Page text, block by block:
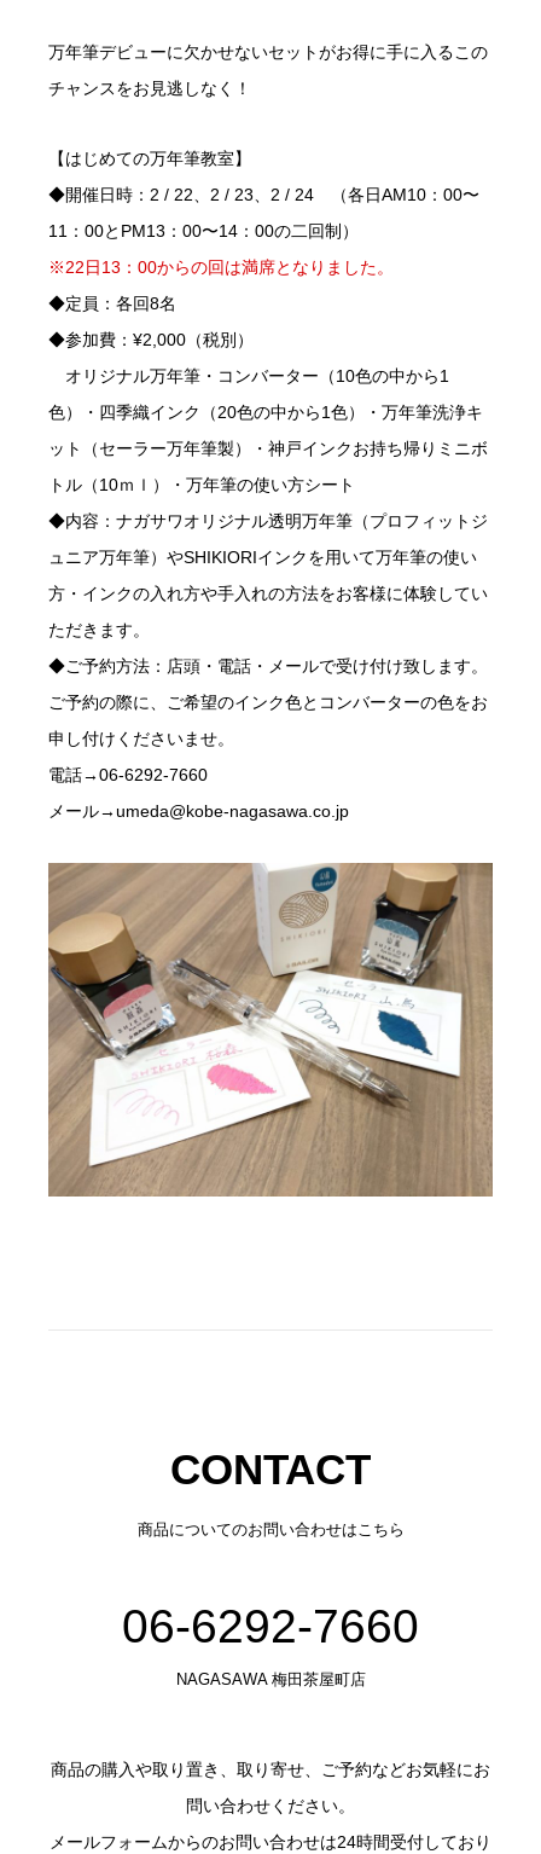
万年筆デビューに欠かせないセットがお得に手に入るこの
チャンスをお見逃しなく！
【はじめての万年筆教室】
◆開催日時：2 / 22、2 / 23、2 / 24 （各日AM10：00〜
11：00とPM13：00〜14：00の二回制）
※22日13：00からの回は満席となりました。
◆定員：各回8名
◆参加費：¥2,000（税別）
オリジナル万年筆・コンバーター（10色の中から1
色）・四季織インク（20色の中から1色）・万年筆洗浄キ
ット（セーラー万年筆製）・神戸インクお持ち帰りミニボ
トル（10ｍｌ）・万年筆の使い方シート
◆内容：ナガサワオリジナル透明万年筆（プロフィットジ
ュニア万年筆）やSHIKIORIインクを用いて万年筆の使い
方・インクの入れ方や手入れの方法をお客様に体験してい
ただきます。
◆ご予約方法：店頭・電話・メールで受け付け致します。
ご予約の際に、ご希望のインク色とコンバーターの色をお
申し付けくださいませ。
電話→06-6292-7660
メール→umeda@kobe-nagasawa.co.jp
CONTACT
商品についてのお問い合わせはこちら
06-6292-7660
NAGASAWA 梅田茶屋町店
商品の購入や取り置き、取り寄せ、ご予約などお気軽にお
問い合わせください。
メールフォームからのお問い合わせは24時間受付しており